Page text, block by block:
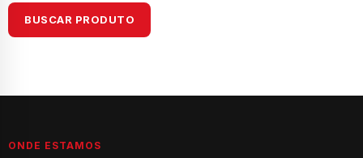
BUSCAR PRODUTO
ONDE ESTAMOS